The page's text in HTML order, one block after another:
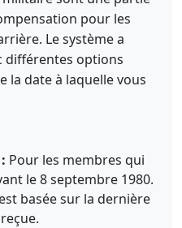
pour les
Le système a
différentes options
la date à laquelle vous
Pour les membres qui
le 8 septembre 1980.
basée sur la dernière